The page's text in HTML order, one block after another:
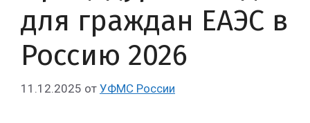
для граждан ЕАЭС в
Россию 2026
11.12.2025 от УФМС России